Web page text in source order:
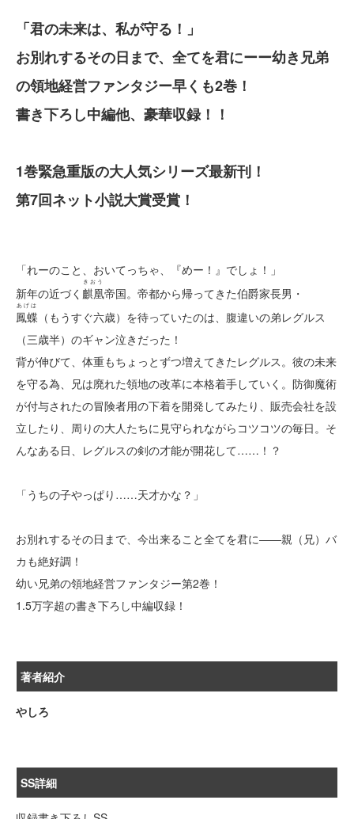
「君の未来は、私が守る！」
お別れするその日まで、全てを君にーー幼き兄弟
の領地経営ファンタジー早くも2巻！
書き下ろし中編他、豪華収録！！
1巻緊急重版の大人気シリーズ最新刊！
第7回ネット小説大賞受賞！
「れーのこと、おいてっちゃ、『めー！』でしょ！」
新年の近づく 麒凰
きおう
帝国。帝都から帰ってきた伯爵家長男・
鳳蝶
あげは
（もうすぐ六歳）を待っていたのは、腹違いの弟レグルス
（三歳半）のギャン泣きだった！
背が伸びて、体重もちょっとずつ増えてきたレグルス。彼の未来
を守る為、兄は廃れた領地の改革に本格着手していく。防御魔術
が付与されたの冒険者用の下着を開発してみたり、販売会社を設
立したり、周りの大人たちに見守られながらコツコツの毎日。そ
んなある日、レグルスの剣の才能が開花して……！？
「うちの子やっぱり……天才かな？」
お別れするその日まで、今出来ること全てを君に――親（兄）バ
カも絶好調！
幼い兄弟の領地経営ファンタジー第2巻！
1.5万字超の書き下ろし中編収録！
著者紹介
やしろ
SS詳細